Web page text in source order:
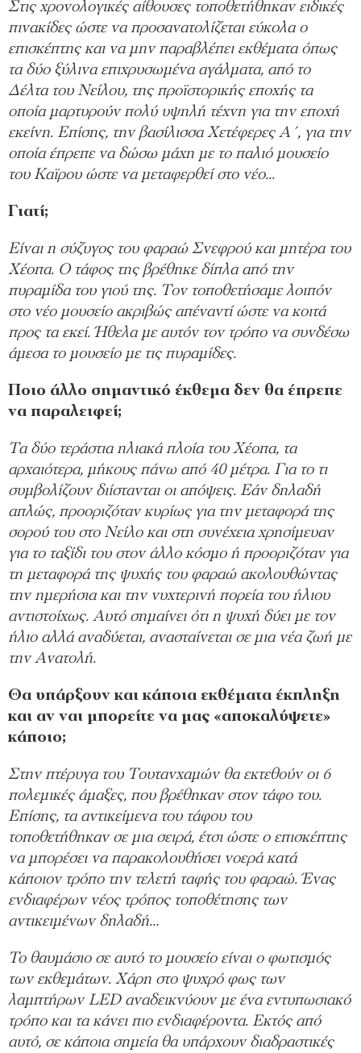
Στις χρονολογικές αίθουσες τοποθετήθηκαν ειδικές
πινακίδες ώστε να προσανατολίζεται εύκολα ο
επισκέπτης και να μην παραβλέπει εκθέματα όπως
τα δύο ξύλινα επιχρυσωμένα αγάλματα, από το
Δέλτα του Nείλου, της προϊστορικής εποχής τα
οποία μαρτυρούν πολύ υψηλή τέχνη για την εποχή
εκείνη. Επίσης, την βασίλισσα Χετέφερες Α΄, για την
οποία έπρεπε να δώσω μάχη με το παλιό μουσείο
του Καϊρου ώστε να μεταφερθεί στο νέο…
Γιατί;
Είναι η σύζυγος του φαραώ Σνεφρού και μητέρα του
Χέοπα. Ο τάφος της βρέθηκε δίπλα από την
πυραμίδα του γιού της. Τον τοποθετήσαμε λοιπόν
στο νέο μουσείο ακριβώς απέναντί ώστε να κοιτά
προς τα εκεί. Ήθελα με αυτόν τον τρόπο να συνδέσω
άμεσα το μουσείο με τις πυραμίδες.
Ποιο άλλο σημαντικό έκθεμα δεν θα έπρεπε
να παραλειφεί;
Τα δύο τεράστια ηλιακά πλοία του Χέοπα, τα
αρχαιότερα, μήκους πάνω από 40 μέτρα. Για το τι
συμβολίζουν διίστανται οι απόψεις. Εάν δηλαδή
απλώς, προοριζόταν κυρίως για την μεταφορά της
σορού του στο Νείλο και στη συνέχεια χρησίμευαν
για το ταξίδι του στον άλλο κόσμο ή προοριζόταν για
τη μεταφορά της ψυχής του φαραώ ακολουθώντας
την ημερήσια και την νυχτερινή πορεία του ήλιου
αντιστοίχως. Αυτό σημαίνει ότι η ψυχή δύει με τον
ήλιο αλλά αναδύεται, ανασταίνεται σε μια νέα ζωή με
την Ανατολή.
Θα υπάρξουν και κάποια εκθέματα έκπληξη
και αν ναι μπορείτε να μας «αποκαλύψετε»
κάποιο;
Στην πτέρυγα του Τουτανχαμών θα εκτεθούν οι 6
πολεμικές άμαξες, που βρέθηκαν στον τάφο του.
Επίσης, τα αντικείμενα του τάφου του
τοποθετήθηκαν σε μια σειρά, έτσι ώστε ο επισκέπτης
να μπορέσει να παρακολουθήσει νοερά κατά
κάποιον τρόπο την τελετή ταφής του φαραώ. Ένας
ενδιαφέρων νέος τρόπος τοποθέτησης των
αντικειμένων δηλαδή…
To θαυμάσιο σε αυτό το μουσείο είναι ο φωτισμός
των εκθεμάτων. Χάρη στο ψυχρό φως των
λαμπτήρων LED αναδεικνύουν με ένα εντυπωσιακό
τρόπο και τα κάνει πιο ενδιαφέροντα. Εκτός από
αυτό, σε κάποια σημεία θα υπάρχουν διαδραστικές